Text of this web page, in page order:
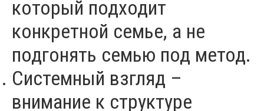
который подходит
конкретной семье, а не
подгонять семью под метод.
Системный взгляд –
внимание к структуре